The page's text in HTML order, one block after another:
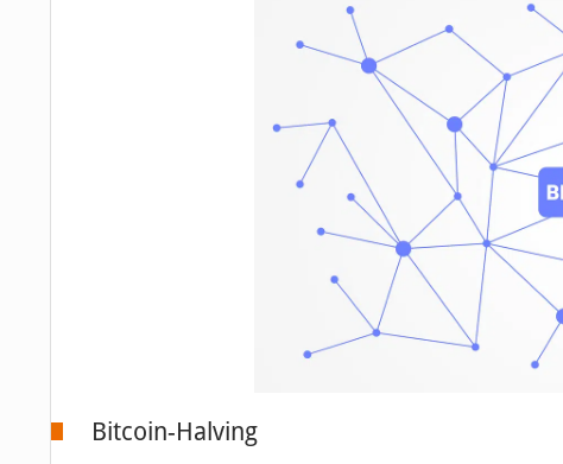
Bitcoin-Halving